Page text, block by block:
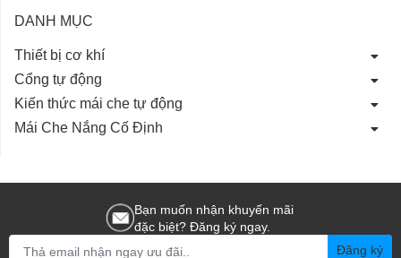
DANH MỤC
Thiết bị cơ khí
Cổng tự động
Kiến thức mái che tự động
Mái Che Nắng Cố Định
Bạn muốn nhận khuyến mãi
đặc biệt? Đăng ký ngay.
Đăng ký